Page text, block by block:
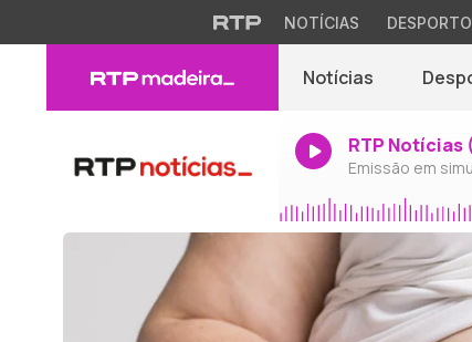
NOTÍCIAS DESPORTO
Notícias
RTP Notícias
Emissão em